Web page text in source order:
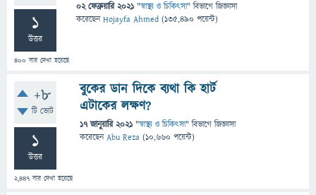
1
উত্তর
400 বার দেখা হয়েছে
02 ফেব্রুয়ারি 2021 "স্বাস্থ্য ও চিকিৎসা" বিভাগে জিজ্ঞাসা
করেছেনHojayfa Ahmed (135,490 পয়েন্ট)
+8
টি ভোট
1
উত্তর
2,447 বার দেখা হয়েছে
বুকের ডান দিকে ব্যথা কি হার্ট
এটাকের লক্ষণ?
17 জানুয়ারি 2021 "স্বাস্থ্য ও চিকিৎসা" বিভাগে জিজ্ঞাসা
করেছেনAbu Reza (10,660 পয়েন্ট)